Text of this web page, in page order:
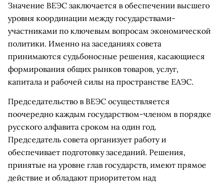
Значение ВЕЭС заключается в обеспечении высшего
уровня координации между государствами-
участниками по ключевым вопросам экономической
политики. Именно на заседаниях совета
принимаются судьбоносные решения, касающиеся
формирования общих рынков товаров, услуг,
капитала и рабочей силы на пространстве ЕАЭС.
Председательство в ВЕЭС осуществляется
поочередно каждым государством-членом в порядке
русского алфавита сроком на один год.
Председатель совета организует работу и
обеспечивает подготовку заседаний. Решения,
принятые на уровне глав государств, имеют прямое
действие и обладают приоритетом над